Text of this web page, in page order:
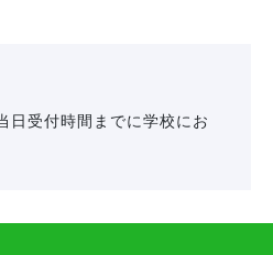
日受付時間までに学校にお